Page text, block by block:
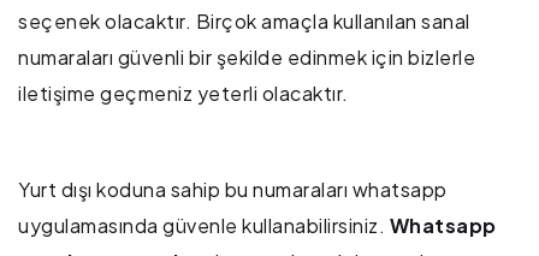
seçenek olacaktır. Birçok amaçla kullanılan sanal
numaraları güvenli bir şekilde edinmek için bizlerle
iletişime geçmeniz yeterli olacaktır.
Yurt dışı koduna sahip bu numaraları whatsapp
uygulamasında güvenle kullanabilirsiniz. Whatsapp